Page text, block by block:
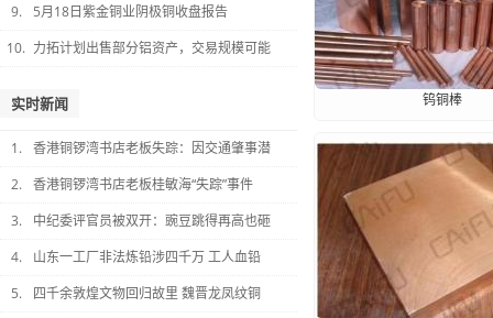
9.
5月18日紫金铜业阴极铜收盘报告
10. 力拓计划出售部分铝资产，交易规模可能
实时新闻
1. 香港铜锣湾书店老板失踪：因交通肇事潜
2. 香港铜锣湾书店老板桂敏海“失踪”事件
3.
中纪委评官员被双开：豌豆跳得再高也砸
4.
山东一工厂非法炼铅涉四千万 工人血铅
5.
四千余敦煌文物回归故里 魏晋龙凤纹铜
钨铜棒